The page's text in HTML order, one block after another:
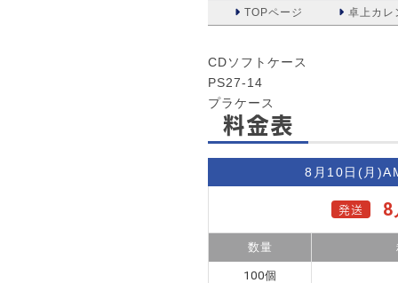
TOPページ 卓上カレ
CDソフトケース
PS27-14
プラケース
料金表
8月10日(月)
発送 8
数量
100個